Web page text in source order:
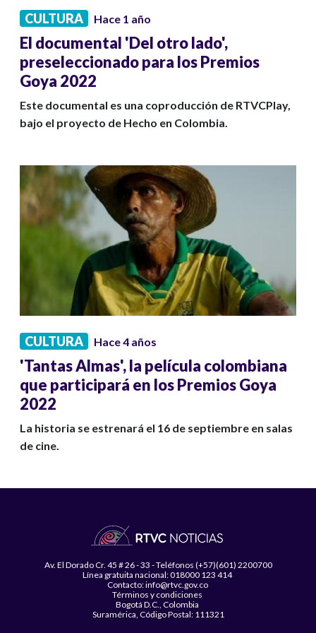
CULTURA Hace 1 año
El documental 'Del otro lado',
preseleccionado para los Premios
Goya 2022
Este documental es una coproducción de RTVCPlay,
bajo el proyecto de Hecho en Colombia.
CULTURA Hace 4 años
'Tantas Almas', la película colombiana
que participará en los Premios Goya
2022
La historia se estrenará el 16 de septiembre en salas
de cine.
Av. El Dorado Cr. 45 # 26 - 33 - Teléfonos (+57)(601) 2200700
Línea gratuita nacional: 018000 123 414
Contacto: info@rtvc.gov.co
Términos y condiciones
Bogotá D.C., Colombia
Suramérica, Código Postal: 111321